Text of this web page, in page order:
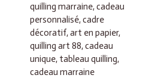
quilling marraine, cadeau
personnalisé, cadre
décoratif, art en papier,
quilling art 88, cadeau
unique, tableau quilling,
cadeau marraine